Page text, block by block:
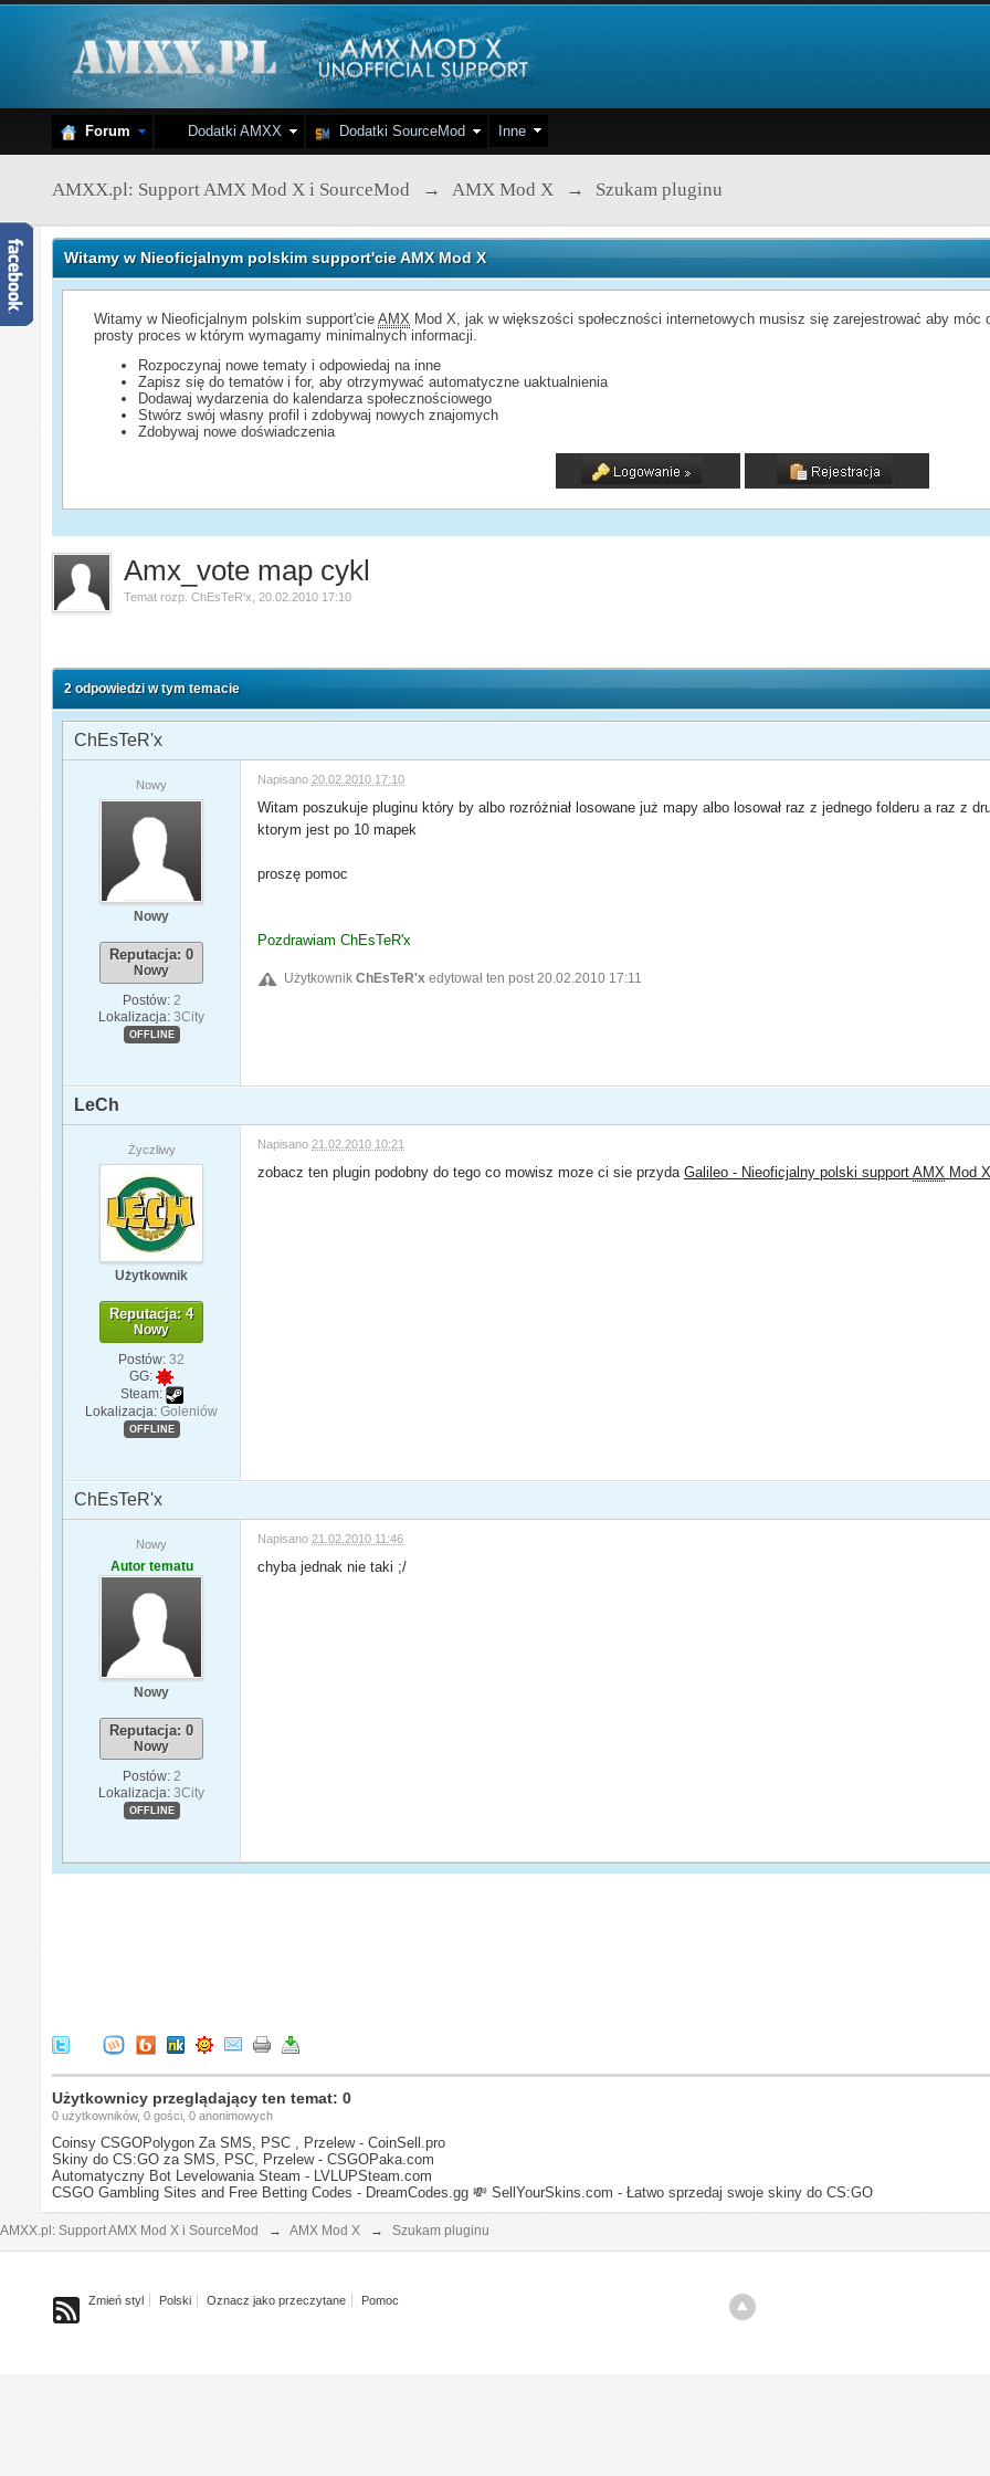
Forum Dodatki AMXX Dodatki SourceMod Inne
AMXX.pl: Support AMX Mod X i SourceMod → AMX Mod X → Szukam pluginu
Witamy w Nieoficjalnym polskim support'cie AMX Mod X
Witamy w Nieoficjalnym polskim support'cieAMX Mod X, jak w większości społeczności internetowych musisz się zarejestrować aby
prosty proces w którym wymagamy minimalnych informacji.
Rozpoczynaj nowe tematy i odpowiedaj na inne
Zapisz się do tematów i for, aby otrzymywać automatyczne uaktualnienia
Dodawaj wydarzenia do kalendarza społecznościowego
Stwórz swój własny profil i zdobywaj nowych znajomych
Zdobywaj nowe doświadczenia
Amx_vote map cykl
Temat rozp.ChEsTeR'x 20.02.2010 17:10
2 odpowiedzi w tym temacie
ChEsTeR'x
Nowy
Nowy
Reputacja: 0
Nowy
Postów: 2
Lokalizacja: 3City
OFFLINE
Napisano 20.02.2010 17:10
Witam poszukuje pluginu który by albo rozróżniał losowane już mapy albo losował raz z jednego folderu a raz z
ktorym jest po 10 mapek
proszę pomoc
Pozdrawiam ChEsTeR'x
UżytkownikChEsTeR'x edytował ten post 20.02.2010 17:11
LeCh
Życzliwy
Użytkownik
Reputacja: 4
Nowy
Postów: 32
GG:
Steam:
Lokalizacja: Goleniów
OFFLINE
Napisano 21.02.2010 10:21
zobacz ten plugin podobny do tego co mowisz moze ci sie przydaGalileo - Nieoficjalny polski supportAMX Mod X
ChEsTeR'x
Nowy
Autor tematu
Nowy
Reputacja: 0
Nowy
Postów: 2
Lokalizacja: 3City
OFFLINE
Napisano 21.02.2010 11:46
chyba jednak nie taki ;/
Użytkownicy przeglądający ten temat: 0
0 użytkowników, 0 gości, 0 anonimowych
Coinsy CSGOPolygon Za SMS, PSC , Przelew - CoinSell.pro
Skiny do CS:GO za SMS, PSC, Przelew - CSGOPaka.com
Automatyczny Bot Levelowania Steam - LVLUPSteam.com
CSGO Gambling Sites and Free Betting Codes - DreamCodes.gg 💸 SellYourSkins.com - Łatwo sprzedaj swoje skiny do CS:GO
AMXX.pl: Support AMX Mod X i SourceMod → AMX Mod X → Szukam pluginu
Zmień styl Polski Oznacz jako przeczytane Pomoc